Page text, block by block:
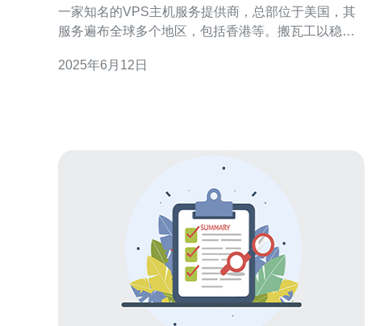
一家知名的VPS主机服务提供商，总部位于美国，其
服务遍布全球多个地区，包括香港等。搬瓦工以稳定
有较低的延迟和更快的访问速度，适合在亚洲地区进
2025年6月12日